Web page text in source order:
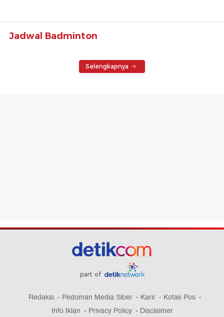
Jadwal Badminton
Selengkapnya
part of
Redaksi Pedoman Media Siber Karir
Kotak Pos
Info Iklan
Privacy Policy Disclaimer